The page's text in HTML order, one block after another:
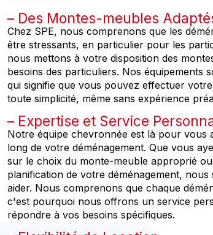
Des Montes-meubles
Chez SPE, nous comprenons que les
être stressants, en particulier pour les
nous mettons à votre disposition des
besoins des particuliers. Nos équipements
qui signifie que vous pouvez effectuer
toute simplicité, même sans expérience
Expertise et Service
Notre équipe chevronnée est là pour vous
long de votre déménagement. Que vous
sur le choix du monte-meuble approprié
planification de votre déménagement,
aider. Nous comprenons que chaque
c'est pourquoi nous offrons un service
répondre à vos besoins spécifiques.